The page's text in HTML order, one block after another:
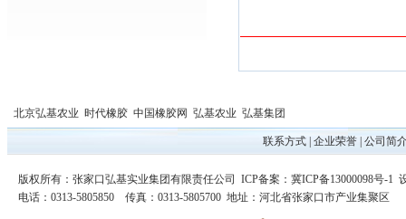
北京弘基农业 时代橡胶 中国橡胶网 弘基农业 弘基集团
联系方式| 企业荣誉| 公司简
版权所有：张家口弘基实业集团有限责任公司 ICP备案： 冀ICP备13000098号-1
电话：0313-5805850 传真：0313-5805700 地址：河北省张家口市产业集聚区